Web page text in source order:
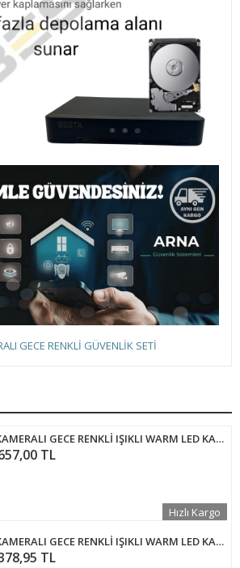
GECE RENKLİ GÜVENLİK SETİ
2 KAMERALI GECE RENKLİ IŞIKLI WARM LED KAMERA SETİ 320 GB HDD DAHİL - 32022W
TL
Hızlı Kargo
2 KAMERALI GECE RENKLİ IŞIKLI WARM LED KAMERA SETİ 1 TB HDD DAHİL - 122W
TL